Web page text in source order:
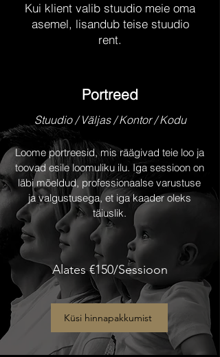
Kui klient valib stuudio meie oma
asemel, lisandub teise stuudio
rent.
Portreed
Stuudio / Väljas / Kontor / Kodu
Loome portreesid, mis räägivad teie loo ja
toovad esile loomuliku ilu. Iga sessioon on
läbi mõeldud, professionaalse varustuse
ja valgustusega, et iga kaader oleks
täiuslik.
Alates €150/Sessioon
Küsi hinnapakkumist